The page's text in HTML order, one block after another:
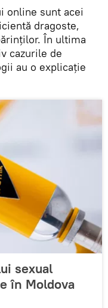
online sunt acei
dragoste,
În ultima
cazurile de
au o explicație
sexual
în Moldova